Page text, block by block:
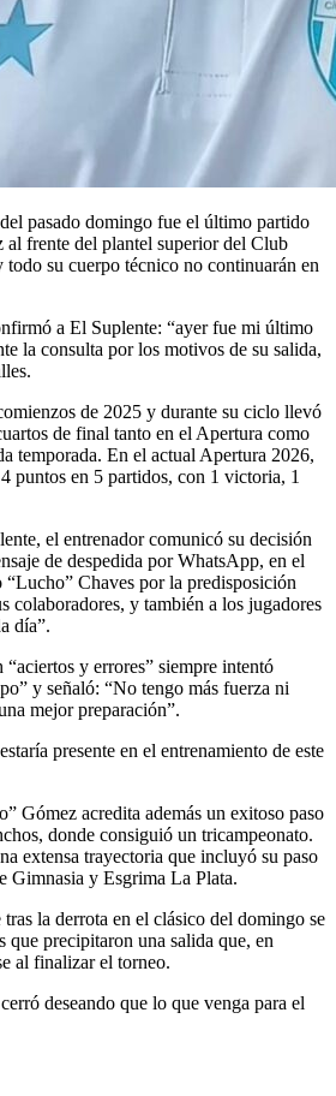
pasado domingo fue el último partido
al frente del plantel superior del Club
su cuerpo técnico no continuarán en
a El Suplente: “ayer fue mi último
la consulta por los motivos de su salida,
de 2025 y durante su ciclo llevó
de final tanto en el Apertura como
temporada. En el actual Apertura 2026,
puntos en 5 partidos, con 1 victoria, 1
el entrenador comunicó su decisión
de despedida por WhatsApp, en el
Chaves por la predisposición
colaboradores, y también a los jugadores
día”.
y errores” siempre intentó
y señaló: “No tengo más fuerza ni
mejor preparación”.
presente en el entrenamiento de este
Gómez acredita además un exitoso paso
donde consiguió un tricampeonato.
extensa trayectoria que incluyó su paso
Gimnasia y Esgrima La Plata.
tras la derrota en el clásico del domingo se
que precipitaron una salida que, en
al finalizar el torneo.
deseando que lo que venga para el